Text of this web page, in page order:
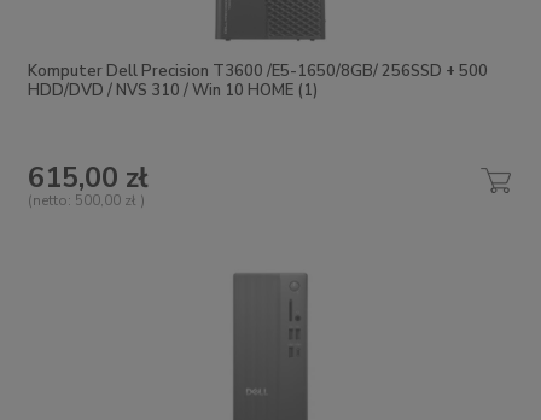
Komputer Dell Precision T3600 /E5-1650/8GB/ 256SSD + 500
HDD/DVD / NVS 310 / Win 10 HOME (1)
615,00 zł
(netto: 500,00 zł )